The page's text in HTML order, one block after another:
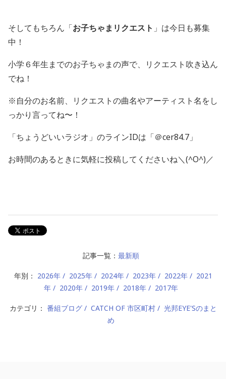
そしてもちろん「お子ちゃまリクエスト 」は今日も募集
中！
小学６年生までのお子ちゃまの声で、リクエスト吹き込ん
でね！
※自分のお名前、リクエストの曲名やアーティスト名をし
っかり言ってね〜！
「ちょうどいいラジオ」のラインIDは「＠cer84.7」
お時間のあるときに気軽に投稿してくださいね＼(^O^)／
記事一覧： 最新順
年別： 2026年 2025年 2024年 2023年 2022年
2021
年
2020年 2019年 2018年 2017年
カテゴリ： 番組ブログ CATCH OF 市区町村
光邦EYE'Sのまと
め